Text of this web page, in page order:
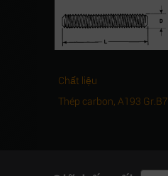
Chất liệu
Thép carbon, A193 Gr.B7